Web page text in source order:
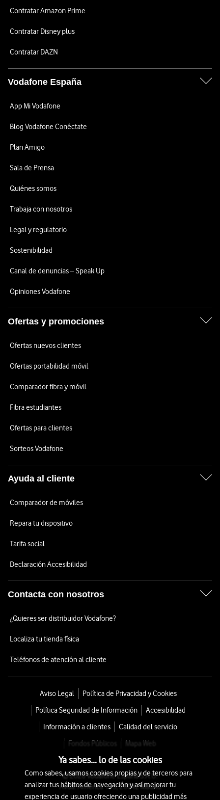
Contratar Amazon Prime
Contratar Disney plus
Contratar DAZN
Vodafone España
App Mi Vodafone
Blog Vodafone Conéctate
Plan Amigo
Sala de Prensa
Quiénes somos
Trabaja con nosotros
Legal y regulatorio
Sostenibilidad
Canal de denuncias – Speak Up
Opiniones Vodafone
Ofertas y promociones
Ofertas nuevos clientes
Ofertas portabilidad móvil
Comparador fibra y móvil
Fibra estudiantes
Ofertas para clientes
Sorteos Vodafone
Ayuda al cliente
Comparador de móviles
Repara tu dispositivo
Tarifa social
Declaración Accesibilidad
Contacta con nosotros
¿Quieres ser distribuidor Vodafone?
Localiza tu tienda física
Teléfonos de atención al cliente
Aviso Legal
Política de Privacidad y Cookies
Política Seguridad de Información
Accesibilidad
Información a clientes
Calidad del servicio
Fondos Públicos
Mapa Web
© 2026 Vodafone España S.A.U.
Avda. América 115, 28042 Madrid
Ya sabes... lo de las cookies
Como sabes, usamos cookies propias y de terceros para
analizar tus hábitos de navegación y así mejorar tu
experiencia de usuario ofreciendo una publicidad más